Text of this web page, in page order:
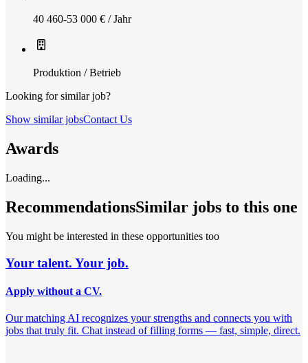
40 460-53 000 € / Jahr
Produktion / Betrieb
Looking for similar job?
Show similar jobsContact Us
Awards
Loading...
RecommendationsSimilar jobs to this one
You might be interested in these opportunities too
Your talent. Your job.
Apply without a CV.
Our matching AI recognizes your strengths and connects you with
jobs that truly fit. Chat instead of filling forms — fast, simple, direct.